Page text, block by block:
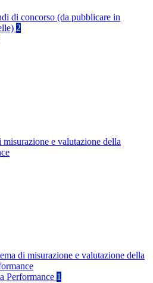
di concorso (da pubblicare in
2
misurazione e valutazione della
di misurazione e valutazione della
Performance 1